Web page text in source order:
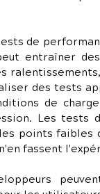
de
entraîner
des tests
de
Les tests
points faibles
fassent